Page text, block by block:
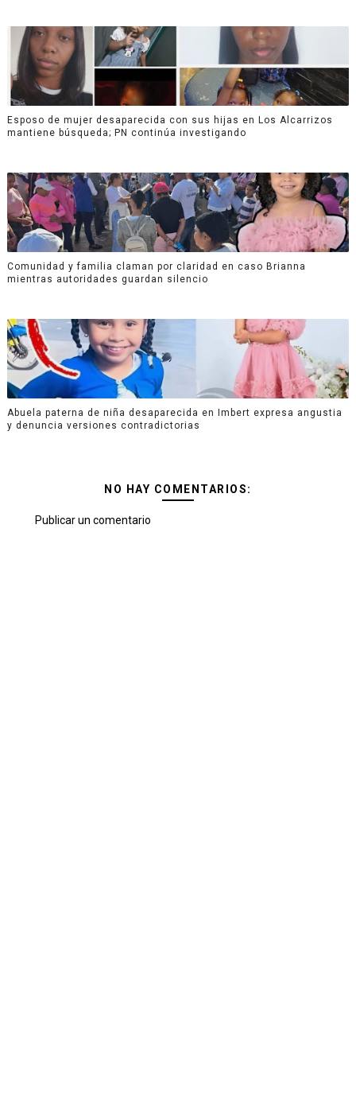
Esposo de mujer desaparecida con sus hijas en Los Alcarrizos
mantiene búsqueda; PN continúa investigando
Comunidad y familia claman por claridad en caso Brianna
mientras autoridades guardan silencio
Abuela paterna de niña desaparecida en Imbert expresa angustia
y denuncia versiones contradictorias
NO HAY COMENTARIOS:
Publicar un comentario